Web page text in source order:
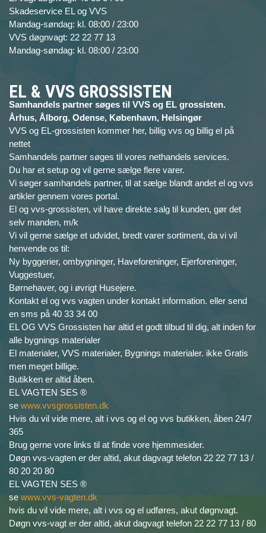
Skadeservice EL og VVS
Mandag-søndag: kl. 08:00 / 23:00
VVS døgnvagt: 22 22 77 13
Mandag-søndag: kl. 08:00 / 23:00
EL & VVS GROSSISTEN
Samhandels partner søges til VVS og EL grossisten.
Århus, Ålborg, Odense, København, Helsingør
VVS og EL-grossisten kommer her, billig vvs og billig el på
nettet
Samhandels partner søges til vores nethandels services.
Du har et setup og vil gerne sælge flere varer.
Vi søger samhandels partner, til at sælge blandt andet el og vvs
artikler gennem vores portal.
El og vvs-grossisten, vil have direkte salg til kunden, gør det
selv manden, m/k
Vi vil gerne sælge et udvidet, bredt varer sortiment, da vi vil
henvende os til:
Ny byggerier, ombygninger, Haveforeninger, Ejerforeninger,
Vuggestuer,
Børnehaver, og i øvrigt Husejere.
Kontakt el og vvs vagten under kontakt information. eller send
en sms på 40 33 34 00
EL OG VVS Grossisten har altid et godt tilbud til dig, alt inden for
alle bygnings materialer
El materialer, VVS materialer, Bygnings materialer. ikke Gratis
men meget billige.
Butikken er altid åben.
EL VAGTEN SES ®
se www.vvsgrossisten.dk
Hvis du vil vide mere, alt i vvs og el og vvs butikken, åben 24/7
365
Brug gerne vore links til at finde vore hjemmesider.
Døgn vvs-vagten er der altid, akut dagvagt telefon 22 22 77 13 /
80 20 20 80
EL VAGTEN SES ®
se www.vvs-vagten.dk
hvis du vil vide mere, alt i vvs og el udføres, akut døgnvagt.
Døgn vvs-vagt er der altid, akut dagvagt telefon 22 22 77 13 / 80